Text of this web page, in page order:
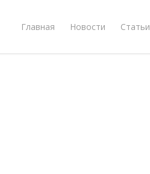
Главная Новости Статьи